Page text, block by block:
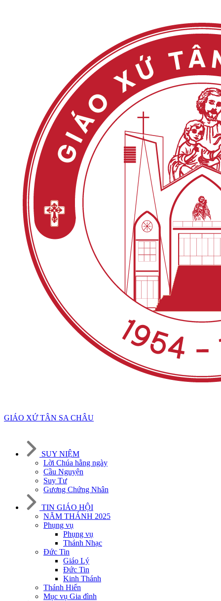
GIÁO XỨ TÂN SA CHÂU
SUY NIỆM
Lời Chúa hằng ngày
Cầu Nguyện
Suy Tư
Gương Chứng Nhân
TIN GIÁO HỘI
NĂM THÁNH 2025
Phụng vụ
Phụng vụ
Thánh Nhạc
Đức Tin
Giáo Lý
Đức Tin
Kinh Thánh
Thánh Hiến
Mục vụ Gia đình